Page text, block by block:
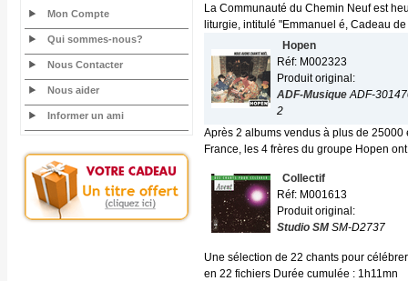
Mon Compte
Qui sommes-nous?
Nous Contacter
Nous aider
Informer un ami
La Communauté du Chemin Neuf est
liturgie, intitulé "Emmanuel é, Cadeau
Hopen
Réf: M002323
Produit original:
ADF-MusiqueADF-
2
Après 2 albums vendus à plus de
France, les 4 frères du groupe Hopen
Collectif
Réf: M001613
Produit original:
Studio SM SM-D2737
Une sélection de 22 chants pour
en 22 fichiers Durée cumulée : 1h11mn